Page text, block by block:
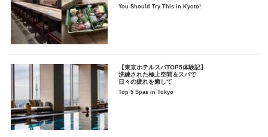
You Should Try This in Kyoto!
【東京ホテルスパTOP5体験記】
洗練された極上空間＆スパで
日々の疲れを癒して
Top 5 Spas in Tokyo